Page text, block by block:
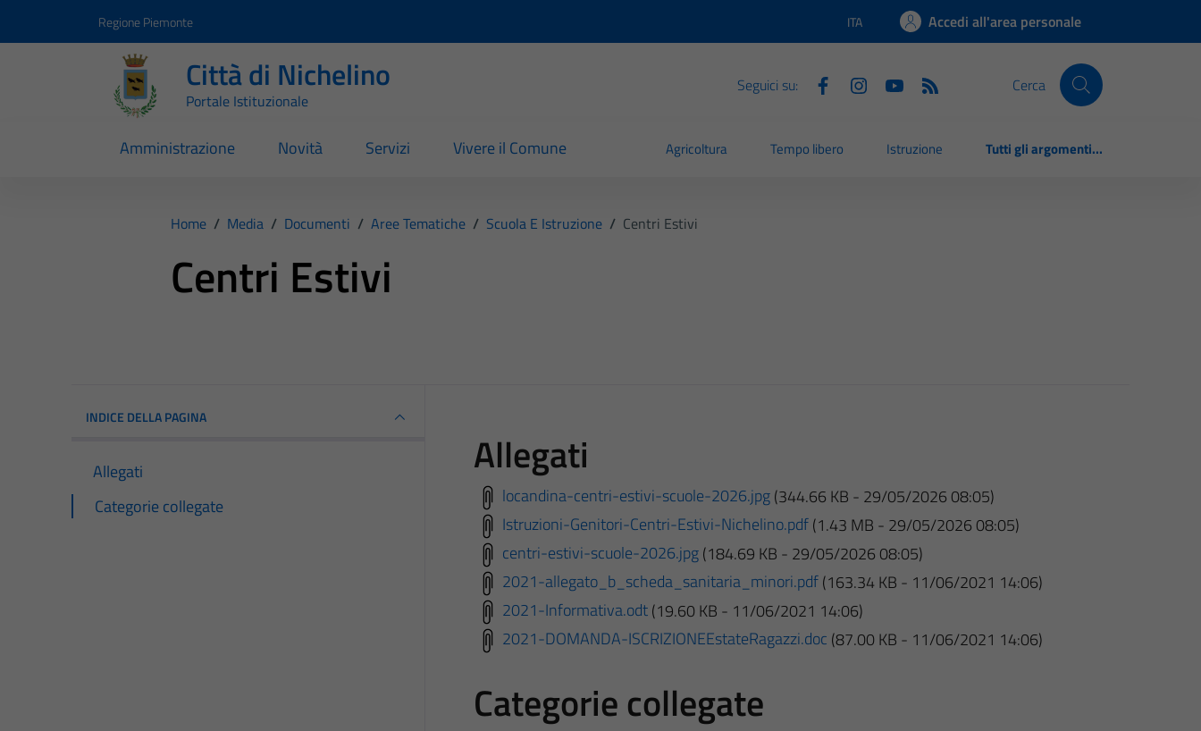
Regione Piemonte Lingua attiva:
ITA Accedi all'area personale
Città di Nichelino
Portale Istituzionale
Seguici su: Cerca
Amministrazione Novità Servizi Vivere il Comune Agricoltura Tempo libero Istruzione Tutti gli argomenti...
Home / Media / Documenti / Aree Tematiche / Scuola E Istruzione / Centri Estivi
Centri Estivi
INDICE DELLA PAGINA
Allegati
Categorie collegate
Allegati
locandina-centri-estivi-scuole-2026.jpg(344.66 KB - 29/05/2026 08:05)
Istruzioni-Genitori-Centri-Estivi-Nichelino.pdf(1.43 MB - 29/05/2026 08:05)
centri-estivi-scuole-2026.jpg(184.69 KB - 29/05/2026 08:05)
2021-allegato_b_scheda_sanitaria_minori.pdf(163.34 KB - 11/06/2021 14:06)
2021-Informativa.odt(19.60 KB - 11/06/2021 14:06)
2021-DOMANDA-ISCRIZIONEEstateRagazzi.doc (87.00 KB - 11/06/2021 14:06)
Categorie collegate